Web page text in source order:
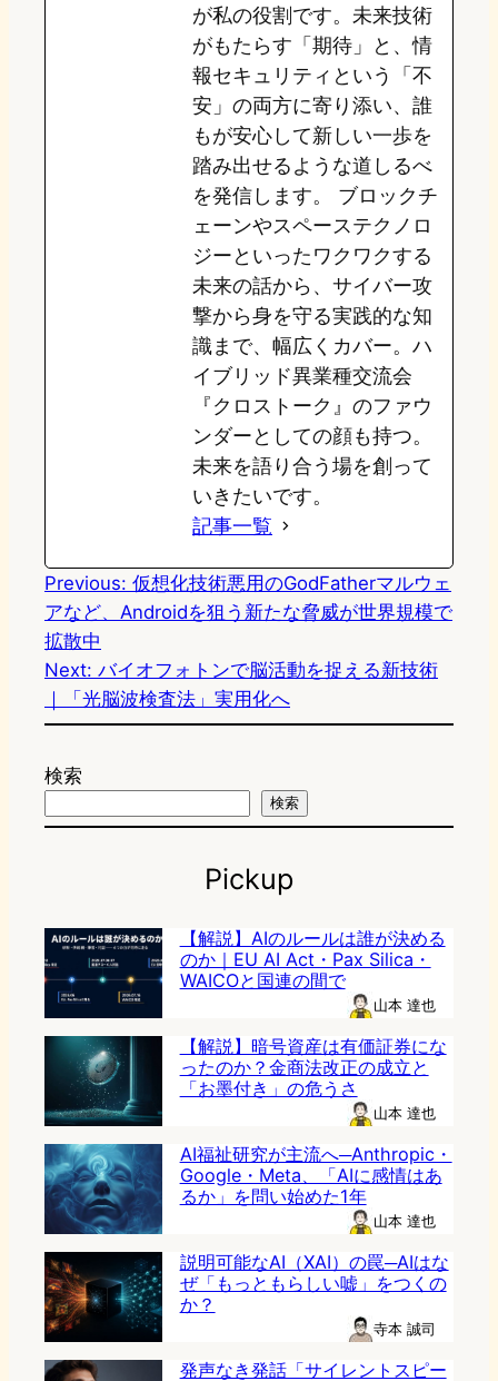
が私の役割です。未来技術
がもたらす「期待」と、情
報セキュリティという「不
安」の両方に寄り添い、誰
もが安心して新しい一歩を
踏み出せるような道しるべ
を発信します。 ブロックチ
ェーンやスペーステクノロ
ジーといったワクワクする
未来の話から、サイバー攻
撃から身を守る実践的な知
識まで、幅広くカバー。ハ
イブリッド異業種交流会
『クロストーク』のファウ
ンダーとしての顔も持つ。
未来を語り合う場を創って
いきたいです。
記事一覧
Previous: 仮想化技術悪用のGodFatherマルウェ
アなど、Androidを狙う新たな脅威が世界規模で
拡散中
Next: バイオフォトンで脳活動を捉える新技術
｜「光脳波検査法」実用化へ
検索
検索
Pickup
【解説】AIのルールは誰が決める
のか｜EU AI Act・Pax Silica・
WAICOと国連の間で
山本 達也
【解説】暗号資産は有価証券にな
ったのか？金商法改正の成立と
「お墨付き」の危うさ
山本 達也
AI福祉研究が主流へ─Anthropic・
Google・Meta、「AIに感情はあ
るか」を問い始めた1年
山本 達也
説明可能なAI（XAI）の罠─AIはな
ぜ「もっともらしい嘘」をつくの
か？
寺本 誠司
発声なき発話「サイレントスピー